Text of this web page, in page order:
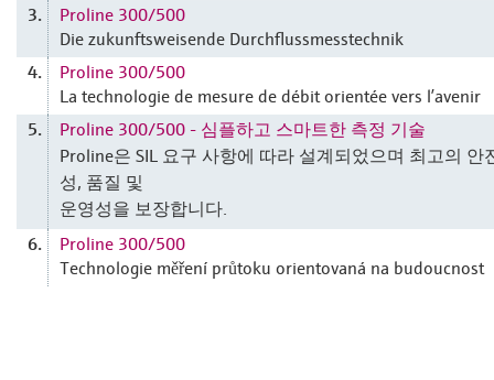
3.
Proline 300/500
Die zukunftsweisende Durchflussmesstechnik
4.
Proline 300/500
La technologie de mesure de débit orientée vers l’avenir
5.
Proline 300/500 - 심플하고 스마트한 측정 기술
Proline은 SIL 요구 사항에 따라 설계되었으며 최고의 안
성, 품질 및
운영성을 보장합니다.
6.
Proline 300/500
Technologie měření průtoku orientovaná na budoucnost